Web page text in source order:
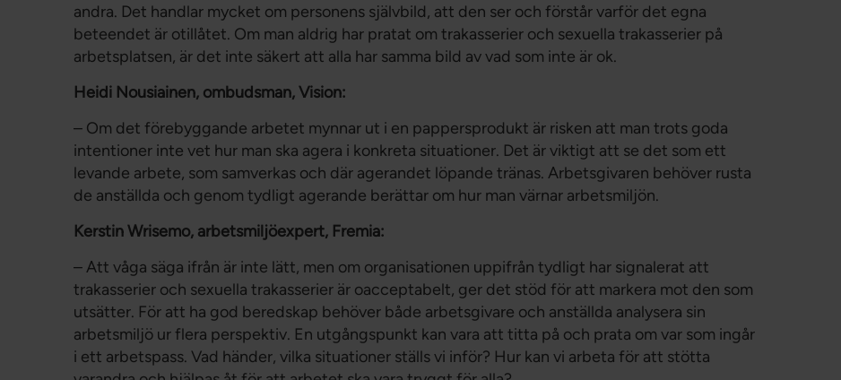
andra. Det handlar mycket om personens självbild, att den ser och förstår varför det egna
beteendet är otillåtet. Om man aldrig har pratat om trakasserier och sexuella trakasserier på
arbetsplatsen, är det inte säkert att alla har samma bild av vad som inte är ok.
Heidi Nousiainen, ombudsman, Vision:
– Om det förebyggande arbetet mynnar ut i en pappersprodukt är risken att man trots goda
intentioner inte vet hur man ska agera i konkreta situationer. Det är viktigt att se det som ett
levande arbete, som samverkas och där agerandet löpande tränas. Arbetsgivaren behöver rusta
de anställda och genom tydligt agerande berättar om hur man värnar arbetsmiljön.
Kerstin Wrisemo, arbetsmiljöexpert, Fremia:
– Att våga säga ifrån är inte lätt, men om organisationen uppifrån tydligt har signalerat att
trakasserier och sexuella trakasserier är oacceptabelt, ger det stöd för att markera mot den som
utsätter. För att ha god beredskap behöver både arbetsgivare och anställda analysera sin
arbetsmiljö ur flera perspektiv. En utgångspunkt kan vara att titta på och prata om var som ingår
i ett arbetspass. Vad händer, vilka situationer ställs vi inför? Hur kan vi arbeta för att stötta